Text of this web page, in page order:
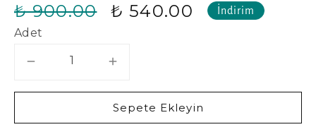
₺ 900.00 ₺ 540.00 İndirim
Adet
Sepete Ekleyin